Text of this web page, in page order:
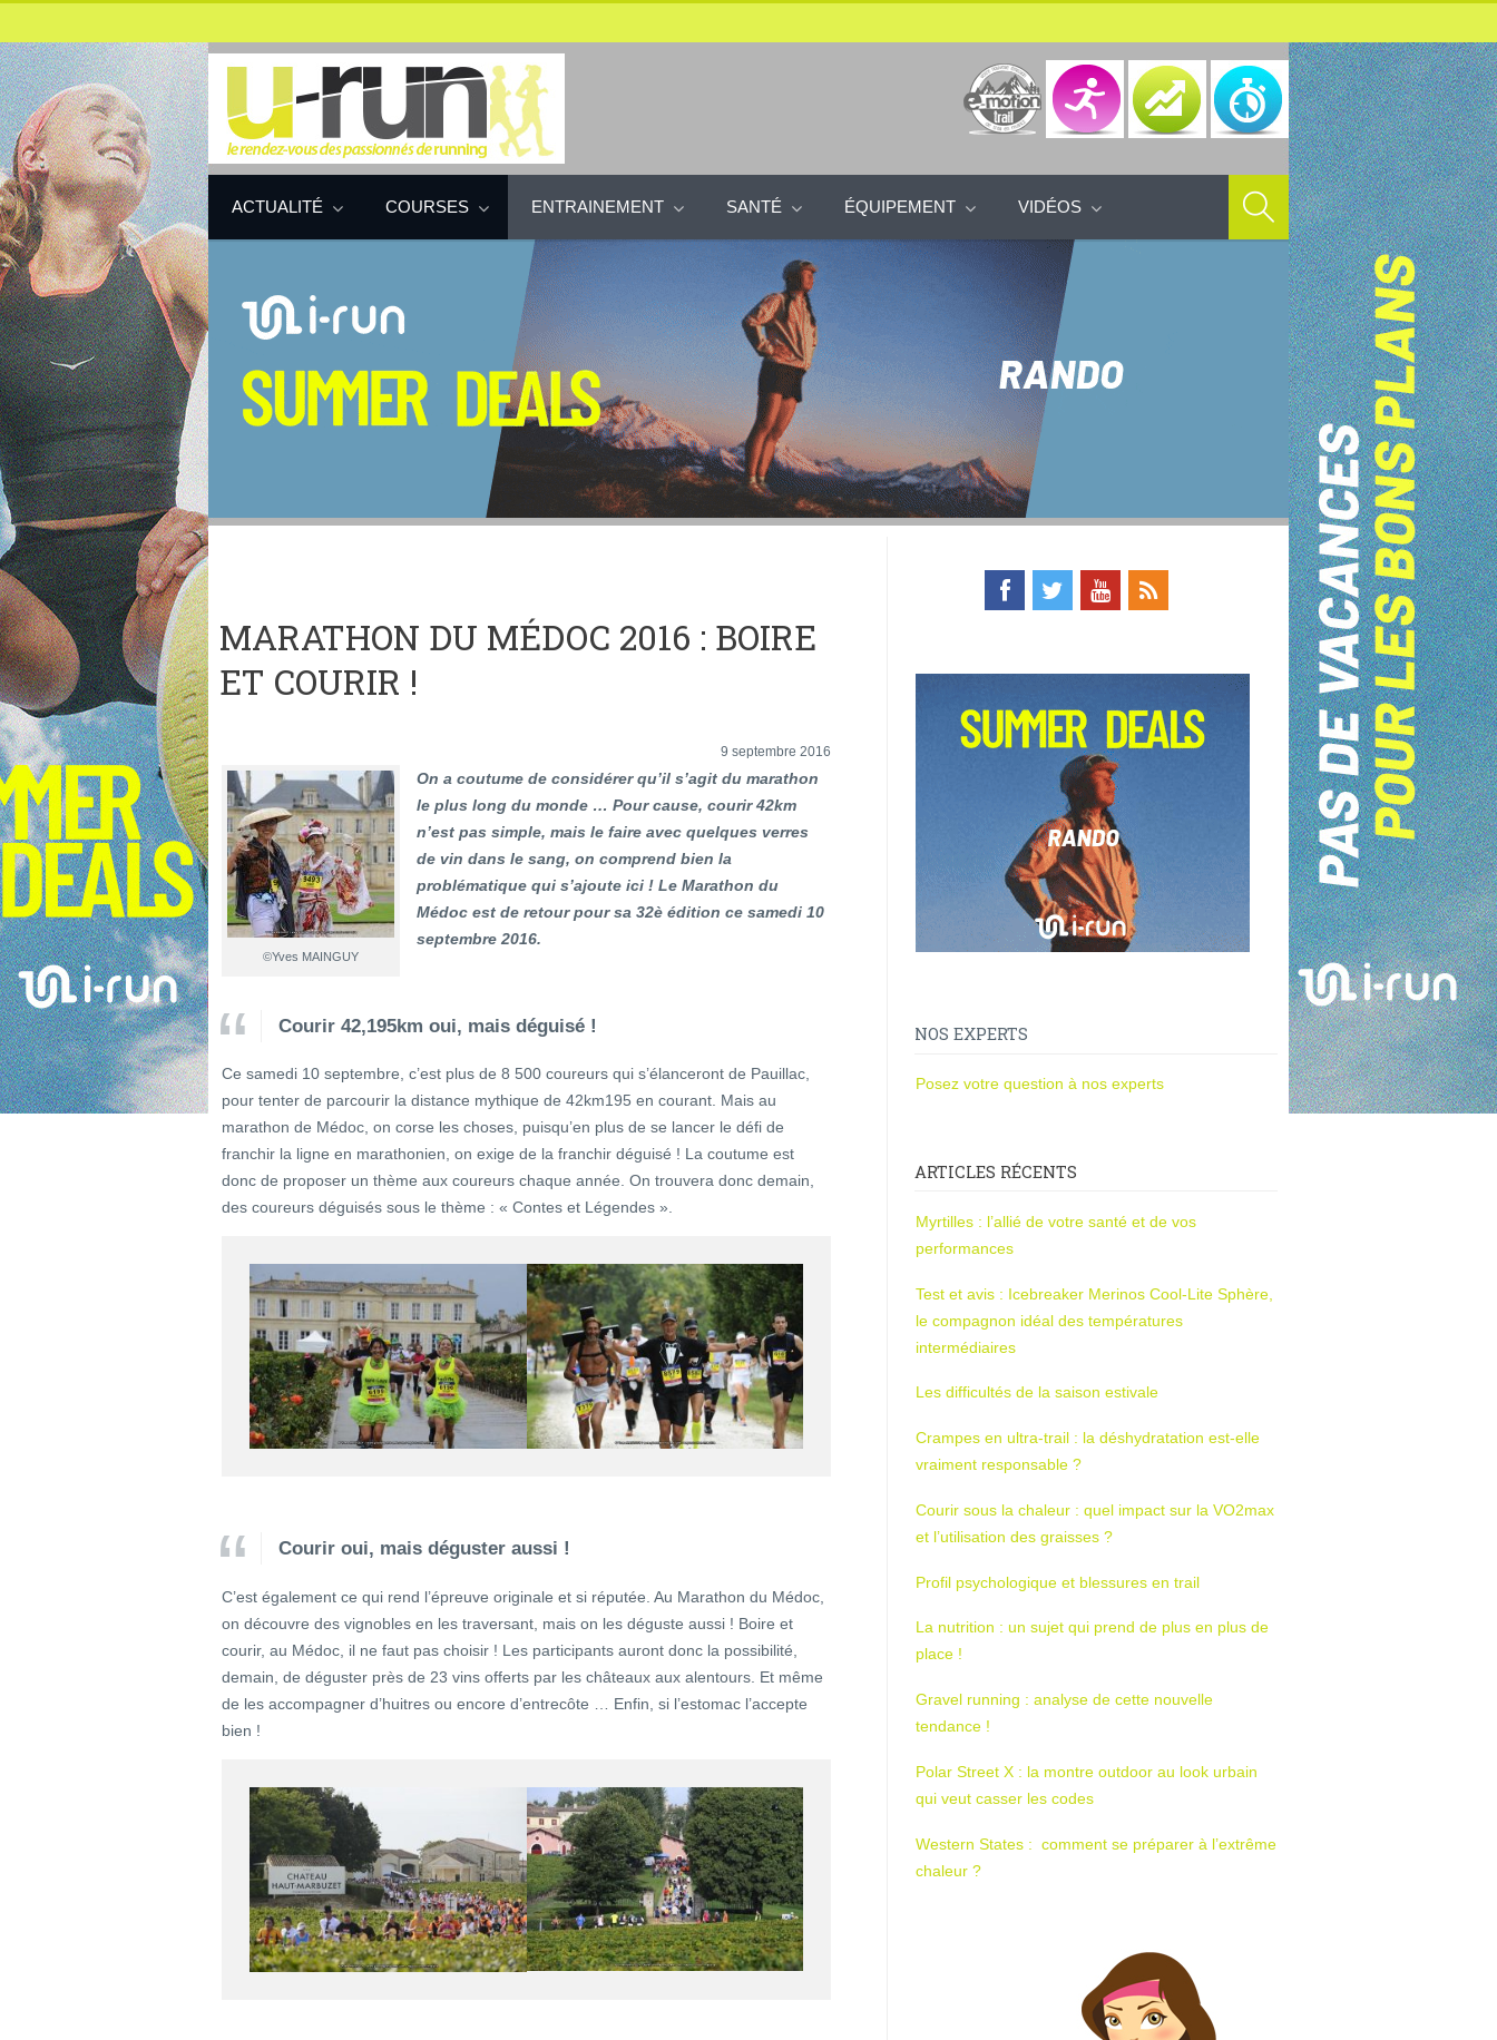
ACTUALITÉ COURSES ENTRAINEMENT SANTÉ ÉQUIPEMENT VIDÉOS
MARATHON DU MÉDOC 2016 : BOIRE
ET COURIR !
9 septembre 2016
©Yves MAINGUY
On a coutume de considérer qu’il s’agit du marathon
le plus long du monde … Pour cause, courir 42km
n’est pas simple, mais le faire avec quelques verres
de vin dans le sang, on comprend bien la
problématique qui s’ajoute ici ! Le Marathon du
Médoc est de retour pour sa 32è édition ce samedi 10
septembre 2016.
Courir 42,195km oui, mais déguisé !
Ce samedi 10 septembre, c’est plus de 8 500 coureurs qui s’élanceront de Pauillac,
pour tenter de parcourir la distance mythique de 42km195 en courant. Mais au
marathon de Médoc, on corse les choses, puisqu’en plus de se lancer le défi de
franchir la ligne en marathonien, on exige de la franchir déguisé ! La coutume est
donc de proposer un thème aux coureurs chaque année. On trouvera donc demain,
des coureurs déguisés sous le thème : « Contes et Légendes ».
Courir oui, mais déguster aussi !
C’est également ce qui rend l’épreuve originale et si réputée. Au Marathon du Médoc,
on découvre des vignobles en les traversant, mais on les déguste aussi ! Boire et
courir, au Médoc, il ne faut pas choisir ! Les participants auront donc la possibilité,
demain, de déguster près de 23 vins offerts par les châteaux aux alentours. Et même
de les accompagner d’huitres ou encore d’entrecôte … Enfin, si l’estomac l’accepte
bien !
NOS EXPERTS
Posez votre question à nos experts
ARTICLES RÉCENTS
Myrtilles : l’allié de votre santé et de vos
performances
Test et avis : Icebreaker Merinos Cool-Lite Sphère,
le compagnon idéal des températures
intermédiaires
Les difficultés de la saison estivale
Crampes en ultra-trail : la déshydratation est-elle
vraiment responsable ?
Courir sous la chaleur : quel impact sur la VO2max
et l’utilisation des graisses ?
Profil psychologique et blessures en trail
La nutrition : un sujet qui prend de plus en plus de
place !
Gravel running : analyse de cette nouvelle
tendance !
Polar Street X : la montre outdoor au look urbain
qui veut casser les codes
Western States : comment se préparer à l’extrême
chaleur ?